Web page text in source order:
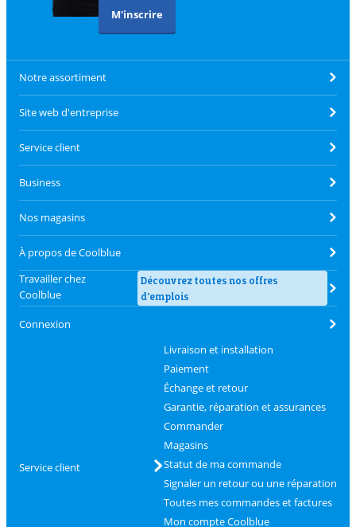
M'inscrire
Notre assortiment
Site web d'entreprise
Service client
Business
Nos magasins
À propos de Coolblue
Travailler chez
Coolblue
Découvrez toutes nos offres
d'emplois
Connexion
Service client
Livraison et installation
Paiement
Échange et retour
Garantie, réparation et assurances
Commander
Magasins
Statut de ma commande
Signaler un retour ou une réparation
Toutes mes commandes et factures
Mon compte Coolblue